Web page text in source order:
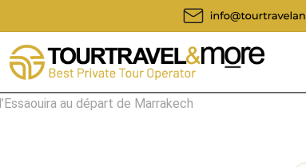
au départ de Marrakech